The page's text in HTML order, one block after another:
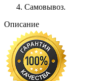
Самовывоз.
Описание